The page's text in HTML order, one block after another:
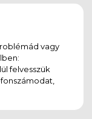
vagy
felvesszük